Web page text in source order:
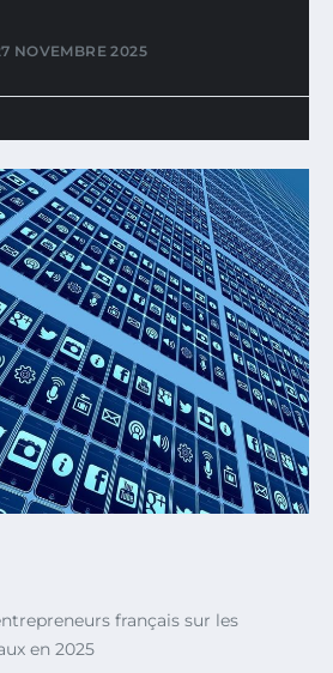
NOVEMBRE 2025
français sur les
en 2025